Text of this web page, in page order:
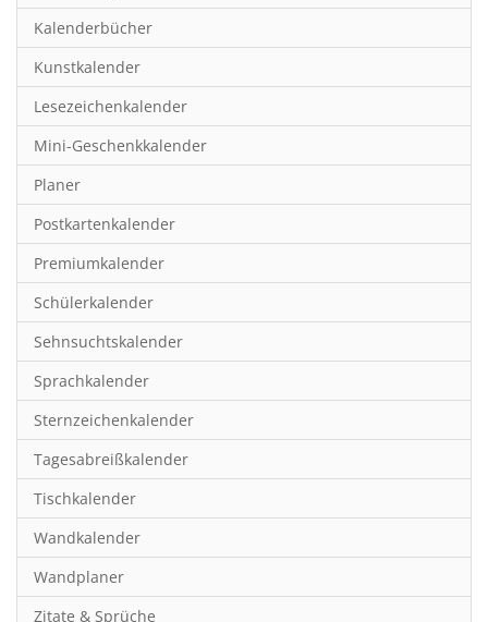
Fußball
Gaming
Geburtstagskalender
Geschichte
Hobby & Basteln
Humor & Cartoon
Inspiration & Entspannung
Inspiration & Spiritualität
Kinderkalender
Kunst
Länder & Städte
Landschaft & Natur
Lifestyle
Literatur
Manga & Animé
Neutrale Kalender
Kalenderbücher
Kunstkalender
Lesezeichenkalender
Mini-Geschenkkalender
Planer
Postkartenkalender
Premiumkalender
Schülerkalender
Sehnsuchtskalender
Sprachkalender
Sternzeichenkalender
Tagesabreißkalender
Tischkalender
Wandkalender
Wandplaner
Zitate & Sprüche